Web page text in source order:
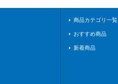
商品カテゴリ一覧
おすすめ商品
新着商品